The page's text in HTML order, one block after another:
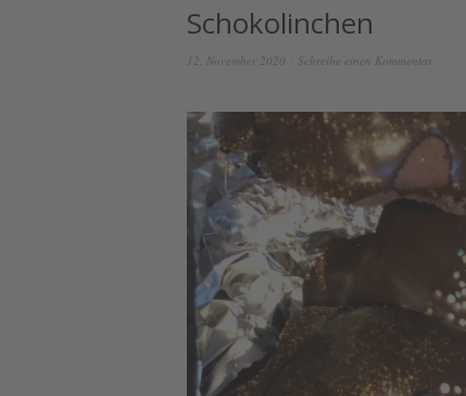
Schokolinchen
12. November 2020 Schreibe einen Kommentar